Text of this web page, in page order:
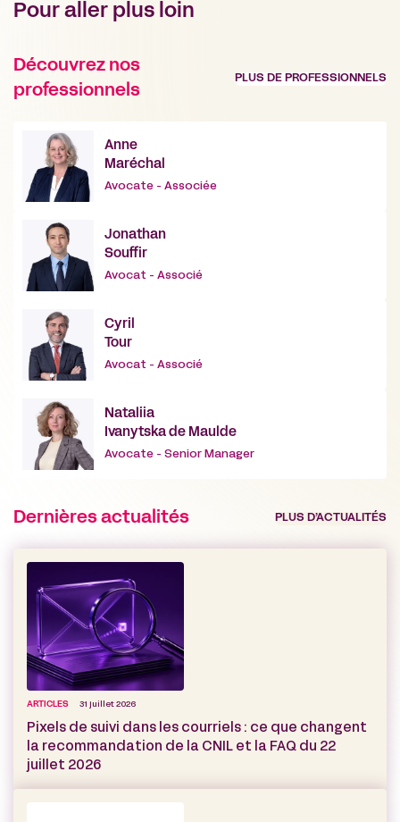
Pour aller plus loin
Découvrez nos
professionnels
PLUS DE PROFESSIONNELS
Anne
Maréchal
Avocate - Associée
Jonathan
Souffir
Avocat - Associé
Cyril
Tour
Avocat - Associé
Nataliia
Ivanytska de Maulde
Avocate - Senior Manager
Dernières actualités PLUS D’ACTUALITÉS
ARTICLES 31 juillet 2026
Pixels de suivi dans les courriels : ce que changent
la recommandation de la CNIL et la FAQ du 22
juillet 2026